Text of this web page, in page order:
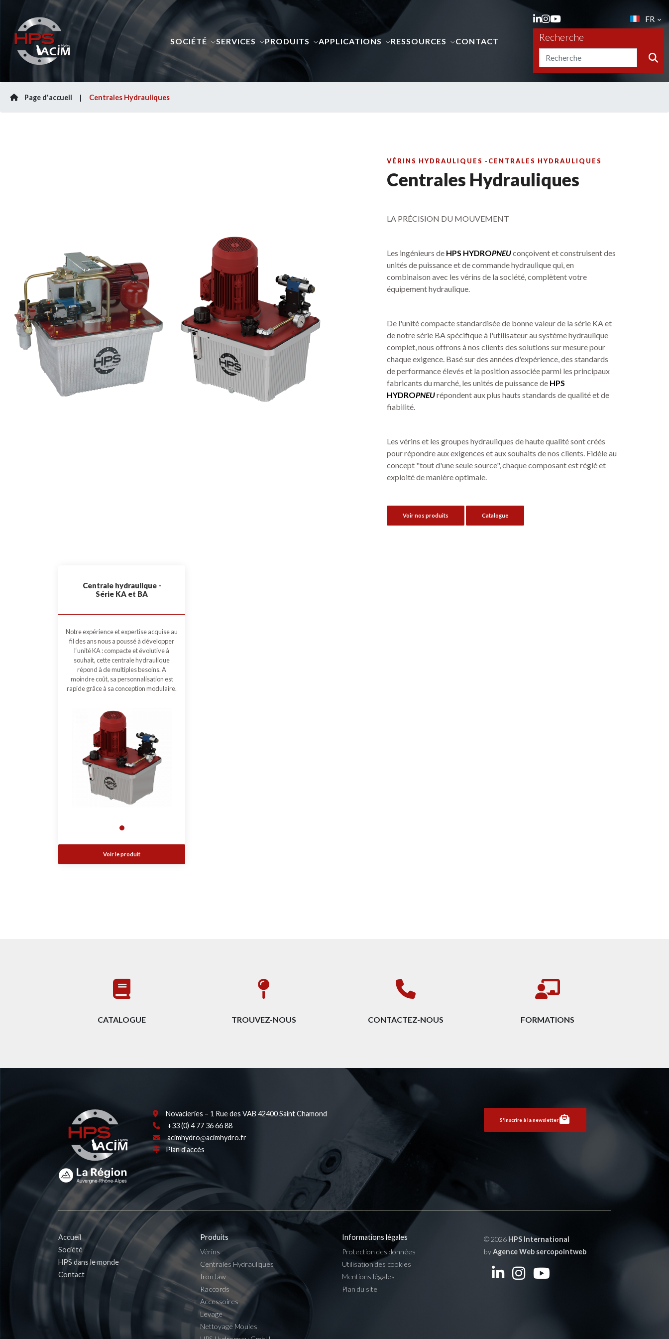
SOCIÉTÉ SERVICES PRODUITS APPLICATIONS RESSOURCES CONTACT
FR
Recherche
Page d'accueil Centrales Hydrauliques
VÉRINS HYDRAULIQUES -CENTRALES HYDRAULIQUES
Centrales Hydrauliques
LA PRÉCISION DU MOUVEMENT
Les ingénieurs de HPS HYDROPNEUconçoivent et construisent des
unités de puissance et de commande hydraulique qui, en
combinaison avec les vérins de la société, complètent votre
équipement hydraulique.
De l'unité compacte standardisée de bonne valeur de la série KA et
de notre série BA spécifique à l'utilisateur au système hydraulique
complet, nous offrons à nos clients des solutions sur mesure pour
chaque exigence. Basé sur des années d'expérience, des standards
de performance élevés et la position associée parmi les principaux
fabricants du marché, les unités de puissance de HPS
HYDROPNEUrépondent aux plus hauts standards de qualité et de
fiabilité.
Les vérins et les groupes hydrauliques de haute qualité sont créés
pour répondre aux exigences et aux souhaits de nos clients. Fidèle au
concept "tout d'une seule source", chaque composant est réglé et
exploité de manière optimale.
Voir nos produits Catalogue
Centrale hydraulique -
Série KA et BA
Notre expérience et expertise acquise au
fil des ans nous a poussé à développer
l‘unité KA : compacte et évolutive à
souhait, cette centrale hydraulique
répond à de multiples besoins. A
moindre coût, sa personnalisation est
rapide grâce à sa conception modulaire.
Voir le produit
CATALOGUE TROUVEZ-NOUS CONTACTEZ-NOUS FORMATIONS
Novacieries – 1 Rue des VAB 42400 Saint Chamond
+33 (0) 4 77 36 66 88
acimhydro
acimhydro.fr
Plan d'accès
S'inscrire à la newsletter
Accueil
Société
HPS dans le monde
Contact
Produits
Vérins
Centrales Hydrauliques
IronJaw
Raccords
Accessoires
Levage
Nettoyage Moules
Informations légales
Protection des données
Utilisation des cookies
Mentions légales
Plan du site
© 2026 HPS International
byAgence Web sercopointweb